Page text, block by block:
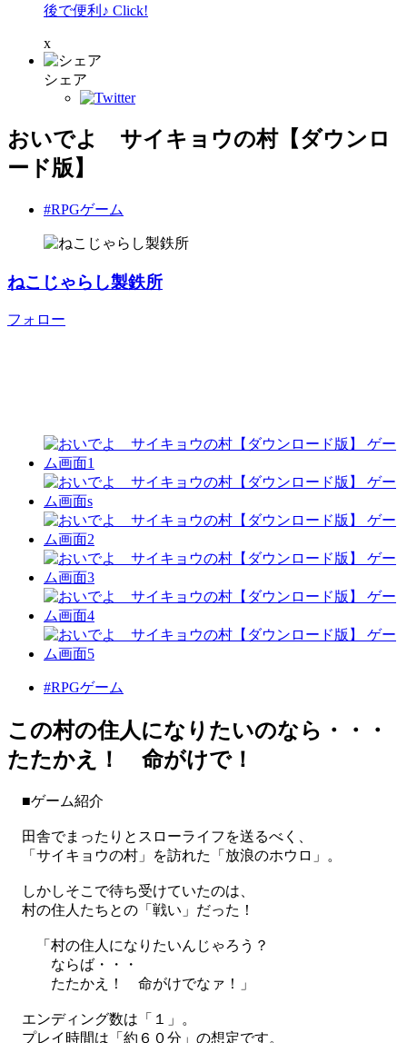
後で便利♪ Click!
x
シェア
おいでよ サイキョウの村【ダウンロ
ード版】
#RPGゲーム
ねこじゃらし製鉄所
フォロー
#RPGゲーム
この村の住人になりたいのなら・・・
たたかえ！ 命がけで！
■ゲーム紹介
田舎でまったりとスローライフを送るべく、
「サイキョウの村」を訪れた「放浪のホウロ」。
しかしそこで待ち受けていたのは、
村の住人たちとの「戦い」だった！
「村の住人になりたいんじゃろう？
ならば・・・
たたかえ！ 命がけでなァ！」
エンディング数は「１」。
プレイ時間は「約６０分」の想定です。